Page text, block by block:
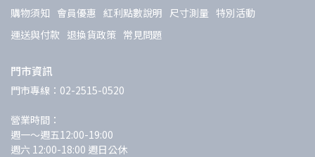
購物須知 會員優惠 紅利點數說明 尺寸測量 特別活動
運送與付款 退換貨政策 常見問題
門市資訊
門市專線：02-2515-0520
營業時間：
週一～週五12:00-19:00
週六 12:00-18:00 週日公休